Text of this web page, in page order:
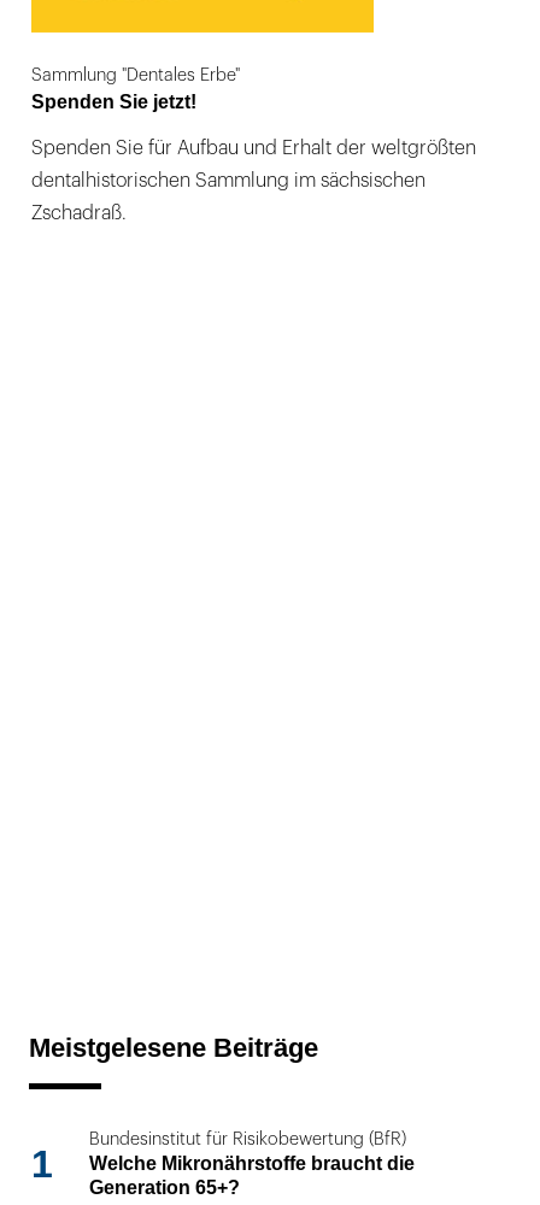
Sammlung "Dentales Erbe"
Spenden Sie jetzt!
Spenden Sie für Aufbau und Erhalt der weltgrößten
dentalhistorischen Sammlung im sächsischen
Zschadraß.
Meistgelesene Beiträge
1
Bundesinstitut für Risikobewertung (BfR)
Welche Mikronährstoffe braucht die
Generation 65+?